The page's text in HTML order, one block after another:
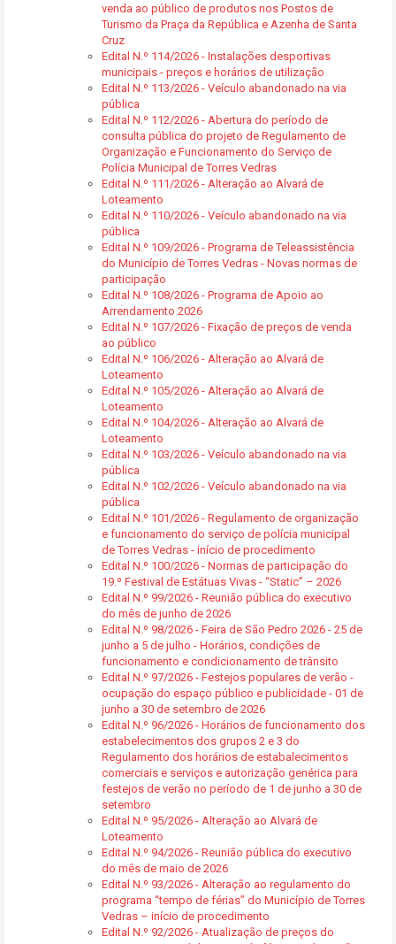
venda ao público de produtos nos Postos de
Turismo da Praça da República e Azenha de Santa
Cruz
Edital N.º 114/2026 - Instalações desportivas
municipais - preços e horários de utilização
Edital N.º 113/2026 - Veículo abandonado na via
pública
Edital N.º 112/2026 - Abertura do período de
consulta pública do projeto de Regulamento de
Organização e Funcionamento do Serviço de
Polícia Municipal de Torres Vedras
Edital N.º 111/2026 - Alteração ao Alvará de
Loteamento
Edital N.º 110/2026 - Veículo abandonado na via
pública
Edital N.º 109/2026 - Programa de Teleassistência
do Município de Torres Vedras - Novas normas de
participação
Edital N.º 108/2026 - Programa de Apoio ao
Arrendamento 2026
Edital N.º 107/2026 - Fixação de preços de venda
ao público
Edital N.º 106/2026 - Alteração ao Alvará de
Loteamento
Edital N.º 105/2026 - Alteração ao Alvará de
Loteamento
Edital N.º 104/2026 - Alteração ao Alvará de
Loteamento
Edital N.º 103/2026 - Veículo abandonado na via
pública
Edital N.º 102/2026 - Veículo abandonado na via
pública
Edital N.º 101/2026 - Regulamento de organização
e funcionamento do serviço de polícia municipal
de Torres Vedras - início de procedimento
Edital N.º 100/2026 - Normas de participação do
19.º Festival de Estátuas Vivas - “Static” – 2026
Edital N.º 99/2026 - Reunião pública do executivo
do mês de junho de 2026
Edital N.º 98/2026 - Feira de São Pedro 2026 - 25 de
junho a 5 de julho - Horários, condições de
funcionamento e condicionamento de trânsito
Edital N.º 97/2026 - Festejos populares de verão -
ocupação do espaço público e publicidade - 01 de
junho a 30 de setembro de 2026
Edital N.º 96/2026 - Horários de funcionamento dos
estabelecimentos dos grupos 2 e 3 do
Regulamento dos horários de estabalecimentos
comerciais e serviços e autorização genérica para
festejos de verão no período de 1 de junho a 30 de
setembro
Edital N.º 95/2026 - Alteração ao Alvará de
Loteamento
Edital N.º 94/2026 - Reunião pública do executivo
do mês de maio de 2026
Edital N.º 93/2026 - Alteração ao regulamento do
programa “tempo de férias” do Município de Torres
Vedras – início de procedimento
Edital N.º 92/2026 - Atualização de preços do